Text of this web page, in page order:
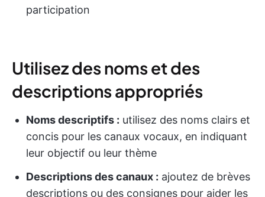
participation
Utilisez des noms et des
descriptions appropriés
Noms descriptifs : utilisez des noms clairs et
concis pour les canaux vocaux, en indiquant
leur objectif ou leur thème
Descriptions des canaux : ajoutez de brèves
descriptions ou des consignes pour aider les